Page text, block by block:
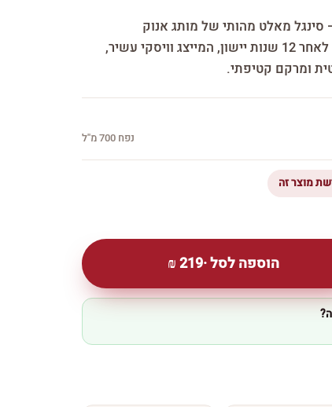
מאלט 12 שנים — סינגל מאלט מהותי של מותג אנוק
מסקוטלנד. מבנה מלא ובשל לאחר 12 שנות יישון, המייצג וויסקי עשיר,
ומרקם קטיפתי.
נפח 700 מ''ל
הוספה לסל ·219
₪